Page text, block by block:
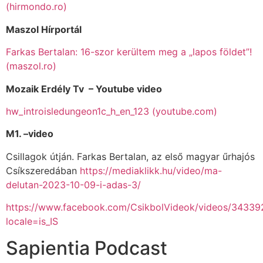
(hirmondo.ro)
Maszol Hírportál
Farkas Bertalan: 16-szor kerültem meg a „lapos földet”!
(maszol.ro)
Mozaik Erdély Tv – Youtube video
hw_introisledungeon1c_h_en_123 (youtube.com)
M1. –video
Csillagok útján. Farkas Bertalan, az első magyar űrhajós
Csíkszeredában https://mediaklikk.hu/video/ma-
delutan-2023-10-09-i-adas-3/
https://www.facebook.com/CsikbolVideok/videos/
locale=is_IS
Sapientia Podcast